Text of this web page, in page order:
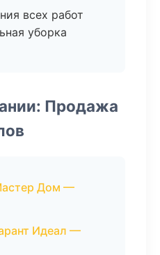
всех работ
уборка
Продажа
Дом —
Идеал —